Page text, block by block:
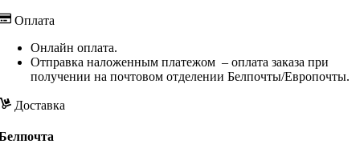
Оплата
Онлайн оплата.
Отправка наложенным платежом – оплата заказа при
получении на почтовом отделении Белпочты/Европочты.
Доставка